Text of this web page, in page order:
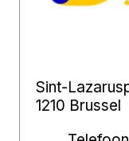
Sint-
1210 Brussel